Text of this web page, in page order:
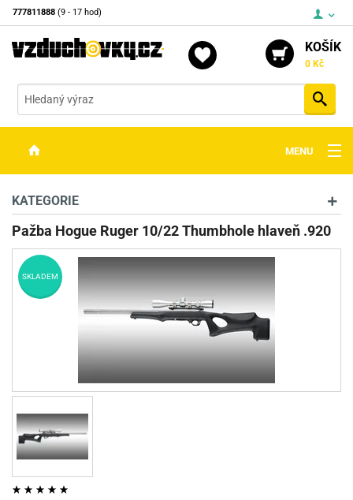
777811888 (9 - 17 hod)
KOŠÍK
0 Kč
MENU
OPTIKA
STŘELIVO
PŘÍSLUŠENSTVÍ
DETEKTORY KOVŮ
KONTAKTY
KATEGORIE
Pažba Hogue Ruger 10/22 Thumbhole hlaveň .920
SKLADEM